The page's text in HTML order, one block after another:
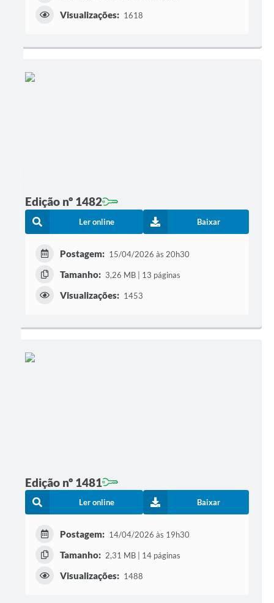
Visualizações: 1618
Edição nº 1482
Ler online Baixar
Postagem: 15/04/2026 às 20h30
Tamanho: 3,26 MB | 13 páginas
Visualizações: 1453
Edição nº 1481
Ler online Baixar
Postagem: 14/04/2026 às 19h30
Tamanho: 2,31 MB | 14 páginas
Visualizações: 1488